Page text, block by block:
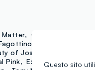
Matter
October
of Joseon
Pink Extratto
Janeke
Questo sito